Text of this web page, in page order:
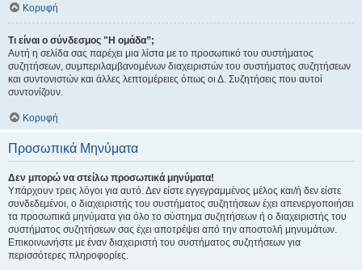
Κορυφή
Τι είναι ο σύνδεσμος "Η ομάδα”;
Αυτή η σελίδα σας παρέχει μια λίστα με το προσωπικό του συστήματος
συζητήσεων, συμπεριλαμβανομένων διαχειριστών του συστήματος συζητήσεων
και συντονιστών και άλλες λεπτομέρειες όπως οι Δ. Συζητήσεις που αυτοί
συντονίζουν.
Κορυφή
Προσωπικά Μηνύματα
Δεν μπορώ να στείλω προσωπικά μηνύματα!
Υπάρχουν τρεις λόγοι για αυτό. Δεν είστε εγγεγραμμένος μέλος και/ή δεν είστε
συνδεδεμένοι, ο διαχειριστής του συστήματος συζητήσεων έχει απενεργοποιήσει
τα προσωπικά μηνύματα για όλο το σύστημα συζητήσεων ή ο διαχειριστής του
συστήματος συζητήσεων σας έχει αποτρέψει από την αποστολή μηνυμάτων.
Επικοινωνήστε με έναν διαχειριστή του συστήματος συζητήσεων για
περισσότερες πληροφορίες.